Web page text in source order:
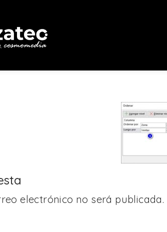
electrónico no será publicada.